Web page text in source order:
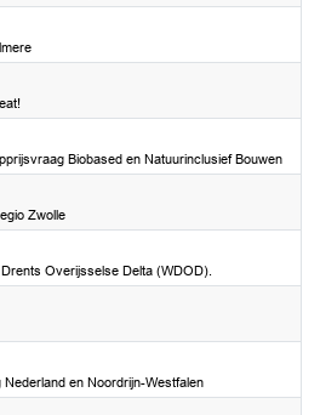
Biobased en Natuurinclusief Bouwen
Zwolle
Overijsselse Delta (WDOD).
en Noordrijn-Westfalen